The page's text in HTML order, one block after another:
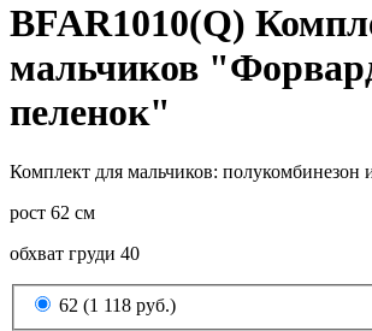
BFAR1010(Q)
мальчиков
пеленок"
Комплект для мальчиков: полукомбинезон
рост 62 см
обхват груди 40
62 (1 118 руб.)